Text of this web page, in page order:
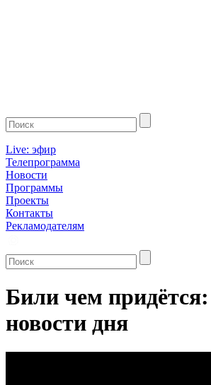
Live: эфир
Телепрограмма
Новости
Программы
Проекты
Контакты
Рекламодателям
Били чем
новости дня